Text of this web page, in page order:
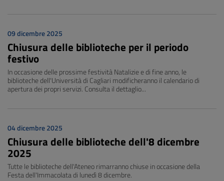
09 dicembre 2025
Chiusura delle biblioteche per il periodo
festivo
In occasione delle prossime festività Natalizie e di fine anno, le
biblioteche dell'Università di Cagliari modificheranno il calendario di
apertura dei propri servizi. Consulta il dettaglio...
04 dicembre 2025
Chiusura delle biblioteche dell'8 dicembre
2025
Tutte le biblioteche dell'Ateneo rimarranno chiuse in occasione della
Festa dell'Immacolata di lunedì 8 dicembre.